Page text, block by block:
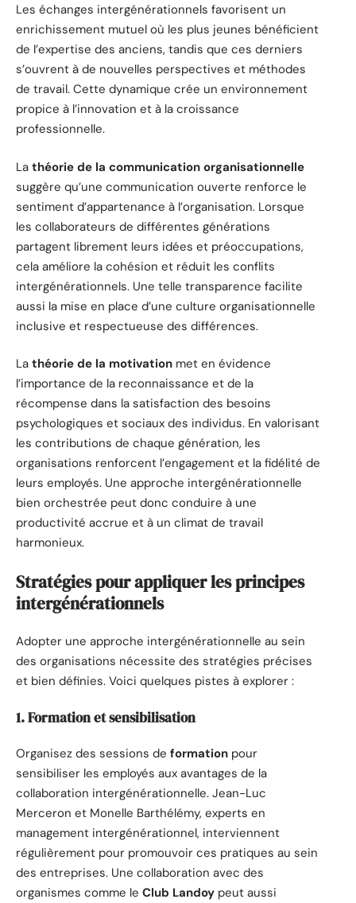
Les échanges intergénérationnels favorisent un
enrichissement mutuel où les plus jeunes bénéficient
de l’expertise des anciens, tandis que ces derniers
s’ouvrent à de nouvelles perspectives et méthodes
de travail. Cette dynamique crée un environnement
propice à l’innovation et à la croissance
professionnelle.
La théorie de la communication organisationnelle
suggère qu’une communication ouverte renforce le
sentiment d’appartenance à l’organisation. Lorsque
les collaborateurs de différentes générations
partagent librement leurs idées et préoccupations,
cela améliore la cohésion et réduit les conflits
intergénérationnels. Une telle transparence facilite
aussi la mise en place d’une culture organisationnelle
inclusive et respectueuse des différences.
La théorie de la motivation met en évidence
l’importance de la reconnaissance et de la
récompense dans la satisfaction des besoins
psychologiques et sociaux des individus. En valorisant
les contributions de chaque génération, les
organisations renforcent l’engagement et la fidélité de
leurs employés. Une approche intergénérationnelle
bien orchestrée peut donc conduire à une
productivité accrue et à un climat de travail
harmonieux.
Stratégies pour appliquer les principes
intergénérationnels
Adopter une approche intergénérationnelle au sein
des organisations nécessite des stratégies précises
et bien définies. Voici quelques pistes à explorer :
1. Formation et sensibilisation
Organisez des sessions de formation pour
sensibiliser les employés aux avantages de la
collaboration intergénérationnelle. Jean-Luc
Merceron et Monelle Barthélémy, experts en
management intergénérationnel, interviennent
régulièrement pour promouvoir ces pratiques au sein
des entreprises. Une collaboration avec des
organismes comme le Club Landoy peut aussi